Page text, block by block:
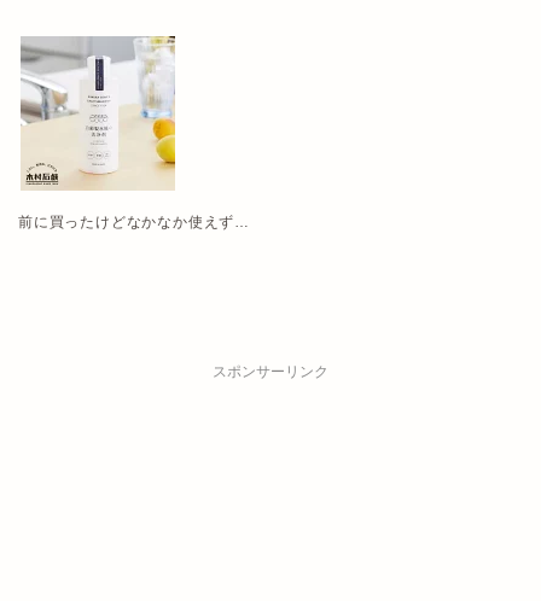
前に買ったけどなかなか使えず…
スポンサーリンク